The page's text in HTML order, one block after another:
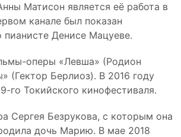
Матисон является её работа в
канале был показан
Денисе Мацуеве.
оперы «Левша» (Родион
(Гектор Берлиоз). В 2016 году
го Токийского кинофестиваля.
Сергея Безрукова, с которым она
дочь Марию. В мае 2018